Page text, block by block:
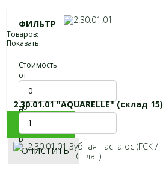
ФИЛЬТР
Товаров:
Показать
Стоимость
от
до
р
ПОКАЗАТЬ
ОЧИСТИТЬ
2.30.01.01 "AQUARELLE" (склад 15)